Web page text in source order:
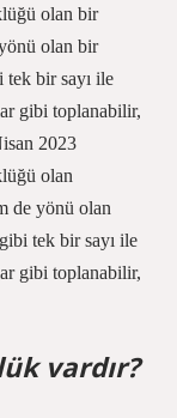
olan bir
olan bir
tek bir sayı ile
gibi toplanabilir,
2023
olan
de yönü olan
tek bir sayı ile
gibi toplanabilir,
vardır?